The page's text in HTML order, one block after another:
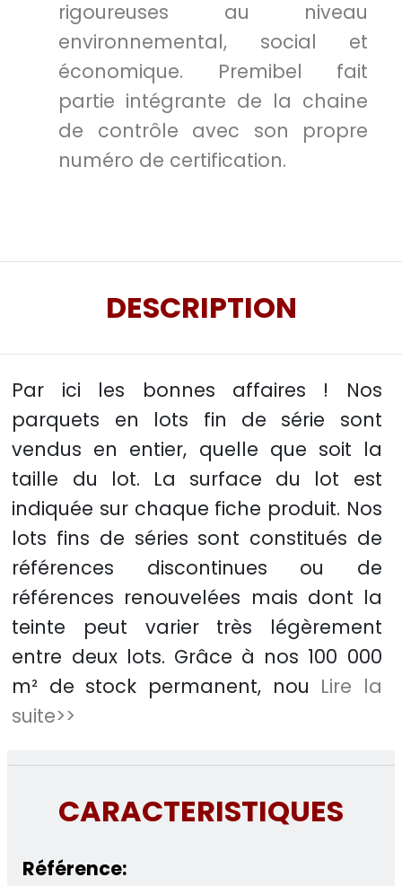
rigoureuses au niveau
environnemental, social et
économique. Premibel fait
partie intégrante de la chaine
de contrôle avec son propre
numéro de certification.
DESCRIPTION
Par ici les bonnes affaires ! Nos
parquets en lots fin de série sont
vendus en entier, quelle que soit la
taille du lot. La surface du lot est
indiquée sur chaque fiche produit. Nos
lots fins de séries sont constitués de
références discontinues ou de
références renouvelées mais dont la
teinte peut varier très légèrement
entre deux lots. Grâce à nos 100 000
m² de stock permanent, nou Lire la
suite>>
CARACTERISTIQUES
Référence: